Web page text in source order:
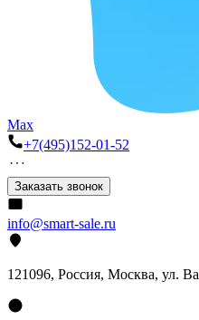
Max
+7(495)152-01-52
Заказать звонок
info@smart-sale.ru
121096, Россия, Москва, ул.